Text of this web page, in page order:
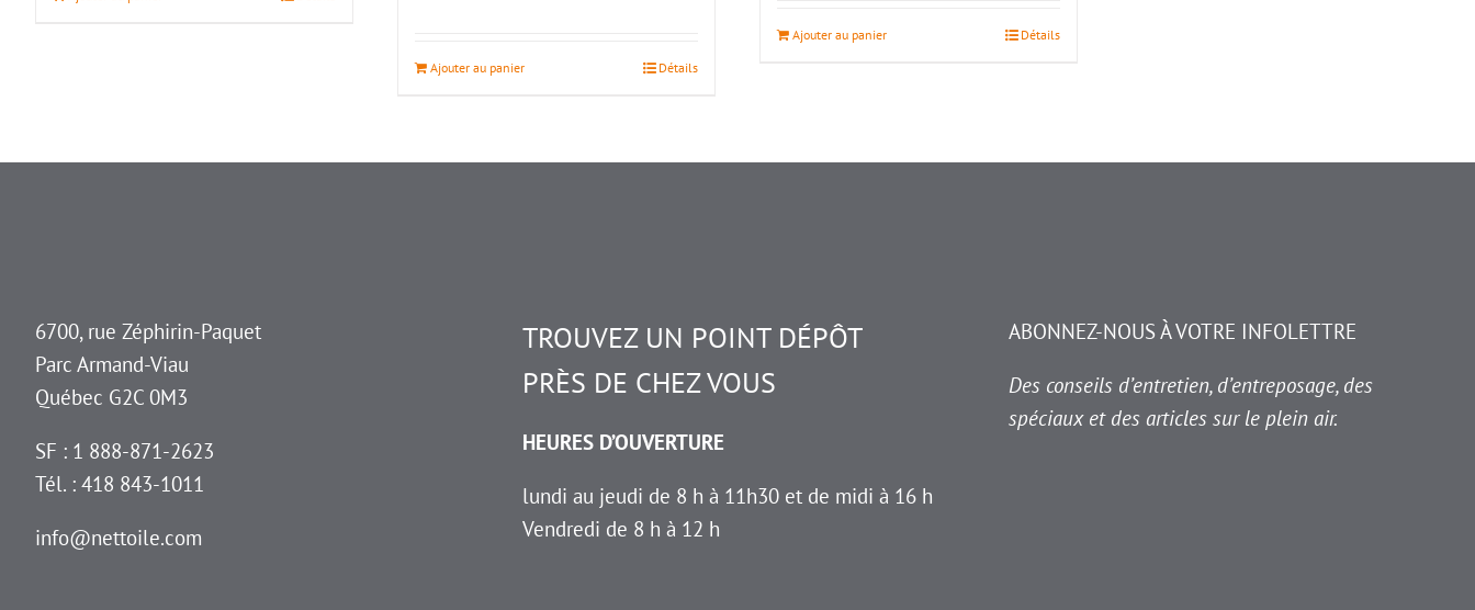
Ajouter au panier Détails
Ajouter au panier Détails
6700, rue Zéphirin-Paquet
Parc Armand-Viau
Québec G2C 0M3
SF : 1 888-871-2623
Tél. : 418 843-1011
info@nettoile.com
TROUVEZ UN POINT DÉPÔT
PRÈS DE CHEZ VOUS
HEURES D’OUVERTURE
lundi au jeudi de 8 h à 11h30 et de midi à 16 h
Vendredi de 8 h à 12 h
ABONNEZ-NOUS À VOTRE INFOLETTRE
Des conseils d’entretien, d’entreposage, des
spéciaux et des articles sur le plein air.